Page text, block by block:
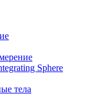
Sphere
тела